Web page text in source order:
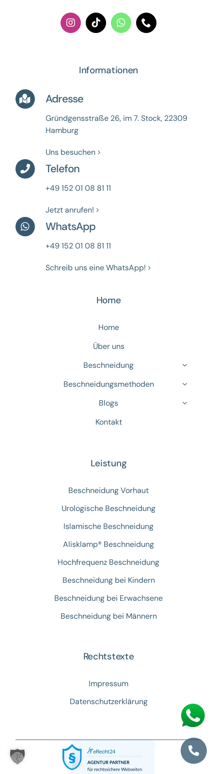
Informationen
Adresse
Gründgensstraße 26, im 7. Stock, 22309
Hamburg
Uns besuchen
Telefon
+49 152 01 08 81 11
Jetzt anrufen!
WhatsApp
+49 152 01 08 81 11
Schreib uns eine WhatsApp!
Home
Home
Über uns
Beschneidung
Beschneidungsmethoden
Blogs
Kontakt
Leistung
Beschneidung Vorhaut
Urologische Beschneidung
Islamische Beschneidung
Alisklamp® Beschneidung
Hochfrequenz Beschneidung
Beschneidung bei Kindern
Beschneidung bei Erwachsene
Beschneidung bei Männern
Rechtstexte
Impressum
Datenschutzerklärung